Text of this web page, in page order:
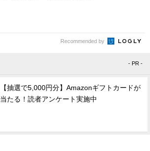
Recommended by
- PR -
【抽選で5,000円分】Amazonギフトカードが
当たる！読者アンケート実施中